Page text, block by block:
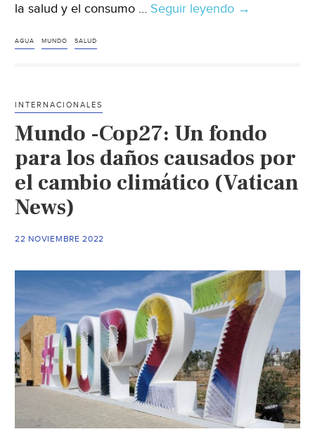
la salud y el consumo … Seguir leyendo Mundo
→
AGUA MUNDO SALUD
INTERNACIONALES
Mundo -Cop27: Un fondo
para los daños causados por
el cambio climático (Vatican
News)
22 NOVIEMBRE 2022